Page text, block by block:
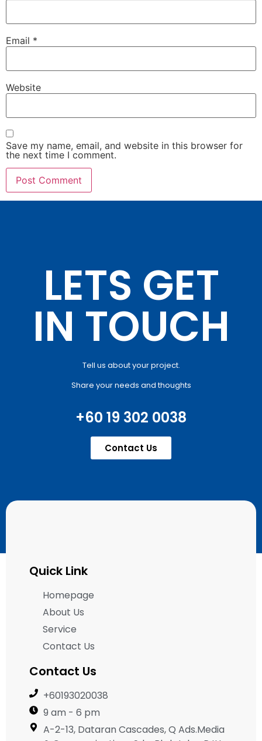
Email *
Website
Save my name, email, and website in this browser for
the next time I comment.
LETS GET
IN TOUCH
Tell us about your project.
Share your needs and thoughts
+60 19 302 0038
Contact Us
Quick Link
Homepage
About Us
Service
Contact Us
Contact Us
+60193020038
9 am - 6 pm
A-2-13, Dataran Cascades, Q Ads.Media